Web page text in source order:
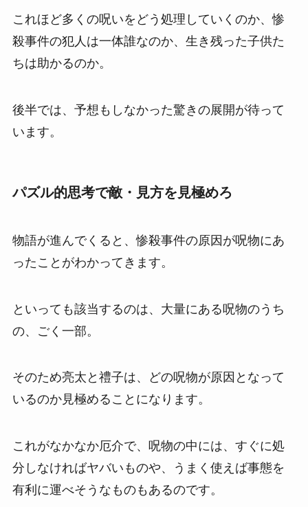
これほど多くの呪いをどう処理していくのか、惨
殺事件の犯人は一体誰なのか、生き残った子供た
ちは助かるのか。
後半では、予想もしなかった驚きの展開が待って
います。
パズル的思考で敵・見方を見極めろ
物語が進んでくると、惨殺事件の原因が呪物にあ
ったことがわかってきます。
といっても該当するのは、大量にある呪物のうち
の、ごく一部。
そのため亮太と禮子は、どの呪物が原因となって
いるのか見極めることになります。
これがなかなか厄介で、呪物の中には、すぐに処
分しなければヤバいものや、うまく使えば事態を
有利に運べそうなものもあるのです。